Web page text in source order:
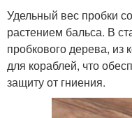
Удельный вес пробки
растением бальса. В
пробкового дерева, из
для кораблей, что
защиту от гниения.